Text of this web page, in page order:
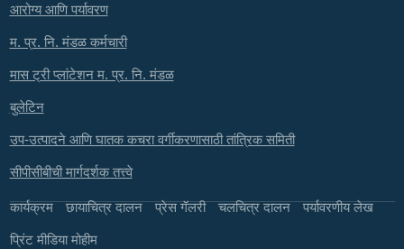
आरोग्य आणि पर्यावरण
म. प्र. नि. मंडळ कर्मचारी
मास ट्री प्लांटेशन म. प्र. नि. मंडळ
बुलेटिन
उप-उत्पादने आणि घातक कचरा वर्गीकरणासाठी तांत्रिक समिती
सीपीसीबीची मार्गदर्शक तत्त्वे
कार्यक्रम छायाचित्र दालन प्रेस गॅलरी चलचित्र दालन पर्यावरणीय लेख
प्रिंट मीडिया मोहीम